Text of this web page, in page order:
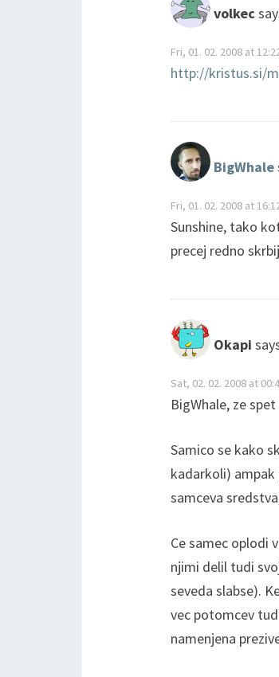
volkec
Fri, 01. 02. 2008 at
http://kristus.si/
BigWhale
Fri, 01. 02. 2008 at
Sunshine, tako
precej redno
Okapi
Sat, 02. 02. 2008 at
BigWhale, ze
Samico se kako
kadarkoli) ampak
samceva
Ce samec oplodi
njimi delil tudi
seveda slabse).
vec potomcev
namenjena